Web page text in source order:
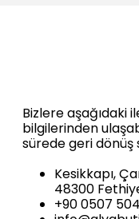
Bizlere aşağıdaki
bilgilerinden
sürede geri dönüş
Kesikkapı,
48300
+90 0507